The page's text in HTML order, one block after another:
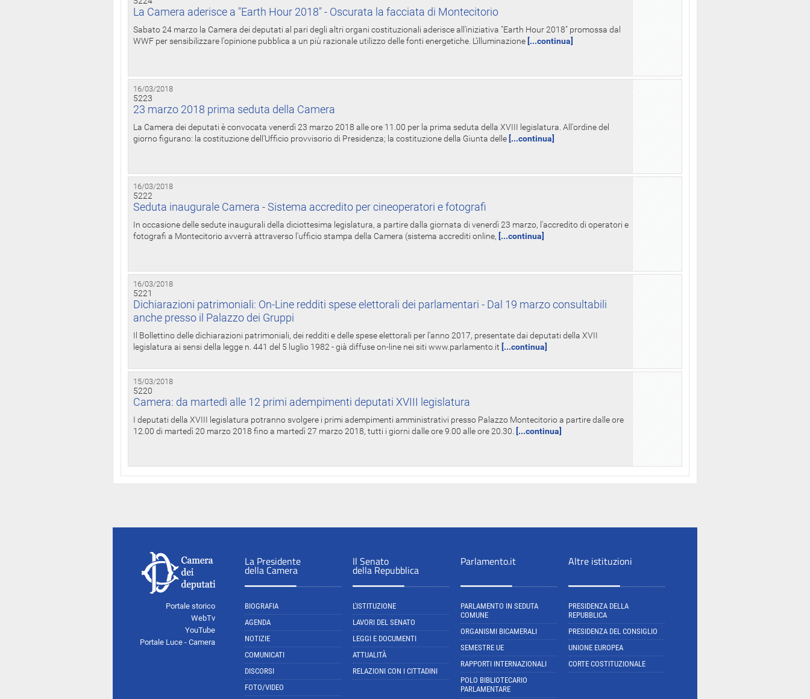
La Camera aderisce a "Earth Hour 2018" - Oscurata la facciata di Montecitorio
Sabato 24 marzo la Camera dei deputati al pari degli altri organi costituzionali aderisce all'iniziativa "Earth Hour 2018" promossa dal
WWF per sensibilizzare l'opinione pubblica a un più razionale utilizzo delle fonti energetiche. L'illuminazione [...continua]
16/03/2018
5223
23 marzo 2018 prima seduta della Camera
La Camera dei deputati è convocata venerdì 23 marzo 2018 alle ore 11.00 per la prima seduta della XVIII legislatura. All'ordine del
giorno figurano: la costituzione dell'Ufficio provvisorio di Presidenza; la costituzione della Giunta delle [...continua]
16/03/2018
5222
Seduta inaugurale Camera - Sistema accredito per cineoperatori e fotografi
In occasione delle sedute inaugurali della diciottesima legislatura, a partire dalla giornata di venerdì 23 marzo, l'accredito di operatori e
fotografi a Montecitorio avverrà attraverso l'ufficio stampa della Camera (sistema accrediti online, [...continua]
16/03/2018
5221
Dichiarazioni patrimoniali: On-Line redditi spese elettorali dei parlamentari - Dal 19 marzo consultabili
anche presso il Palazzo dei Gruppi
Il Bollettino delle dichiarazioni patrimoniali, dei redditi e delle spese elettorali per l'anno 2017, presentate dai deputati della XVII
legislatura ai sensi della legge n. 441 del 5 luglio 1982 - già diffuse on-line nei siti www.parlamento.it [...continua]
15/03/2018
5220
Camera: da martedì alle 12 primi adempimenti deputati XVIII legislatura
I deputati della XVIII legislatura potranno svolgere i primi adempimenti amministrativi presso Palazzo Montecitorio a partire dalle ore
12.00 di martedì 20 marzo 2018 fino a martedì 27 marzo 2018, tutti i giorni dalle ore 9.00 alle ore 20.30.
[...continua]
Portale storico
WebTv
YouTube
Portale Luce - Camera
La Presidente
della Camera
BIOGRAFIA
AGENDA
NOTIZIE
COMUNICATI
DISCORSI
FOTO/VIDEO
Il Senato
della Repubblica
L'ISTITUZIONE
LAVORI DEL SENATO
LEGGI E DOCUMENTI
ATTUALITÀ
RELAZIONI CON I CITTADINI
Parlamento.it
PARLAMENTO IN SEDUTA
COMUNE
ORGANISMI BICAMERALI
SEMESTRE UE
RAPPORTI INTERNAZIONALI
POLO BIBLIOTECARIO
PARLAMENTARE
Altre istituzioni
PRESIDENZA DELLA
REPUBBLICA
PRESIDENZA DEL CONSIGLIO
UNIONE EUROPEA
CORTE COSTITUZIONALE